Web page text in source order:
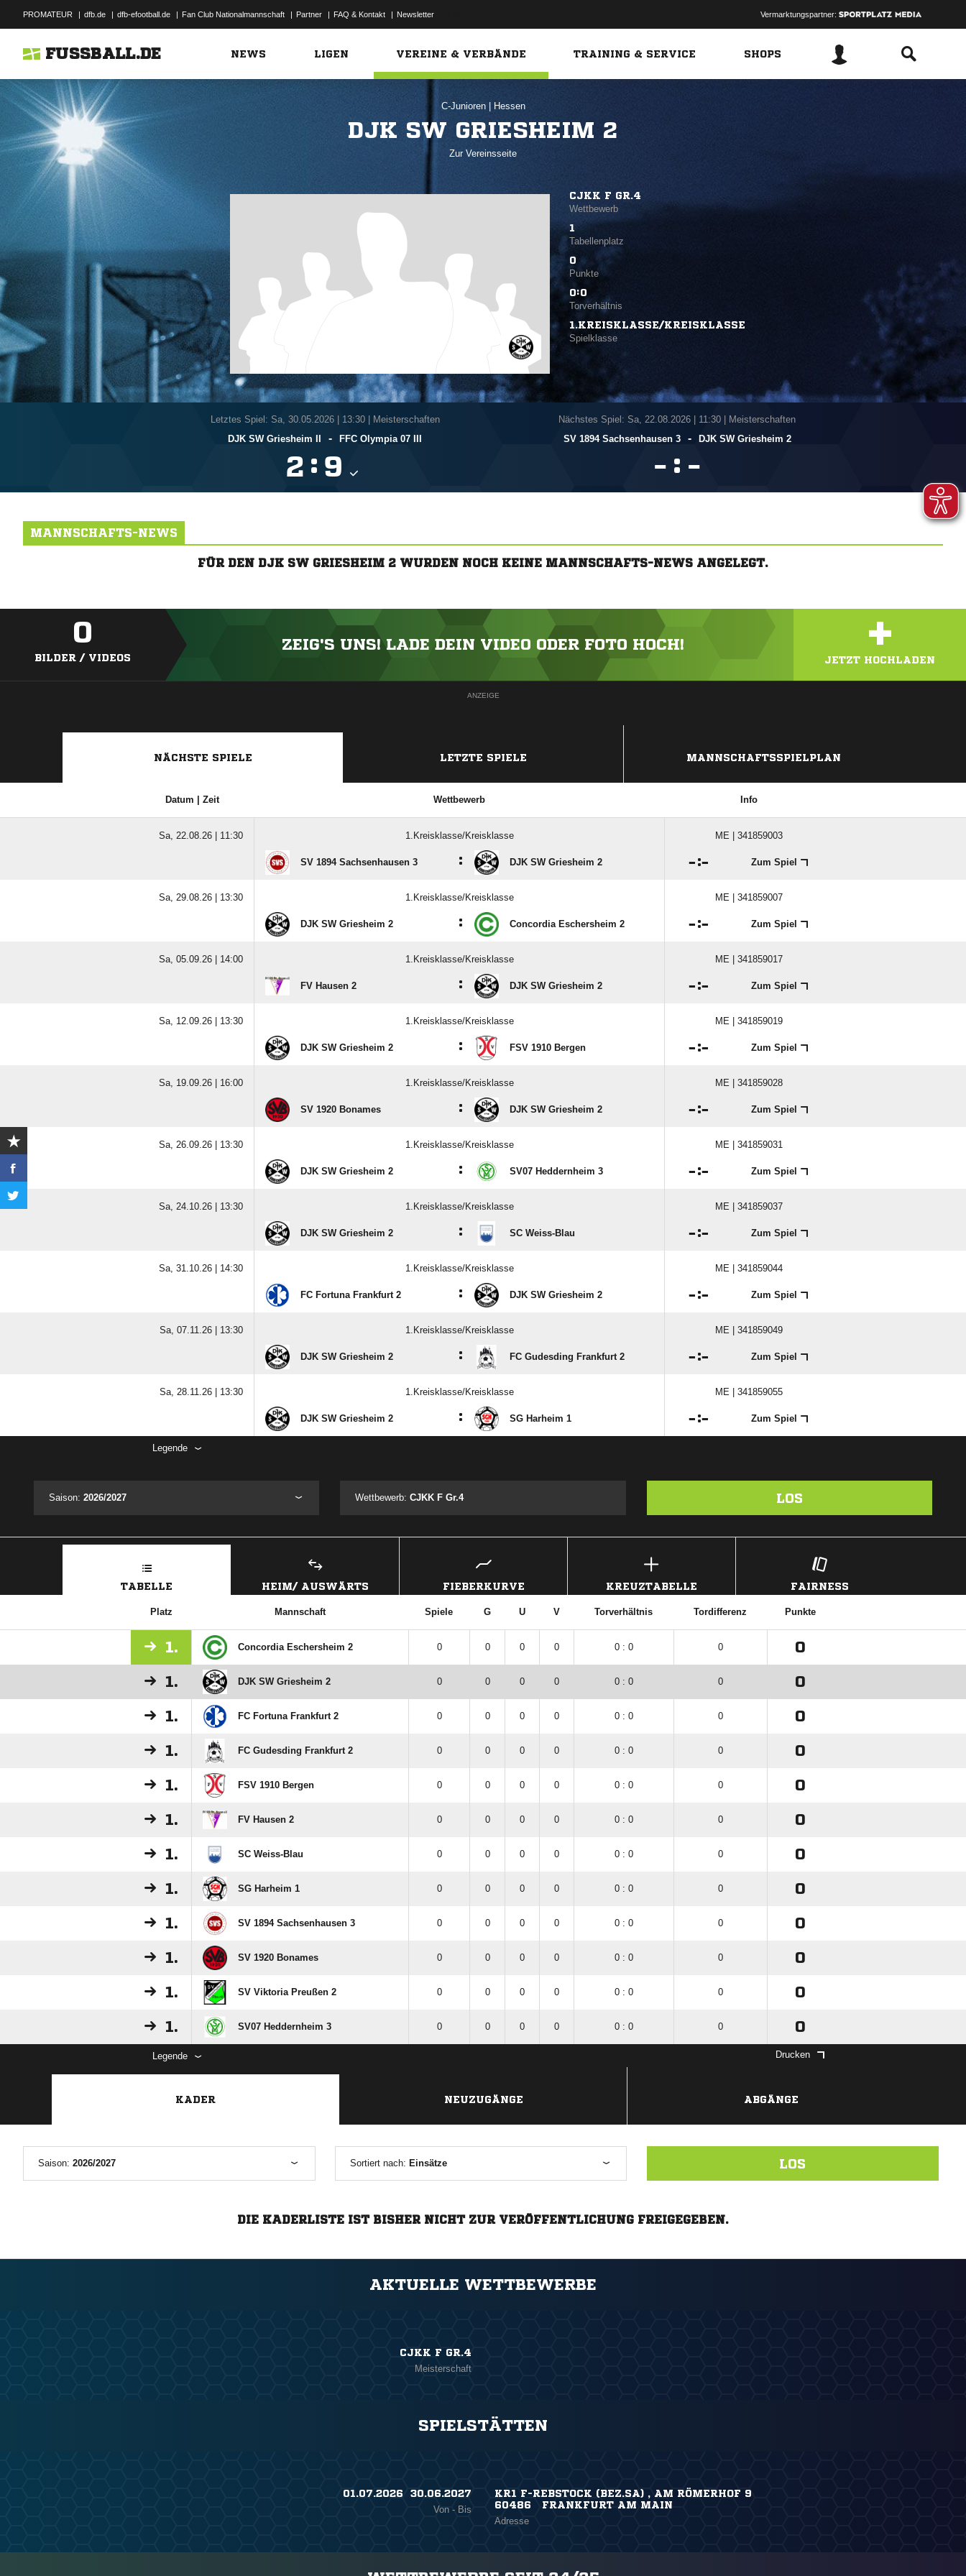
PROMATEUR | dfb.de | dfb-efootball.de | Fan Club Nationalmannschaft | Partner | FAQ & Kontakt | Newsletter Vermarktungspartner:
FUSSBALL.DE NEWS LIGEN VEREINE & VERBÄNDE TRAINING & SERVICE SHOPS
C-Junioren Hessen
DJK SW GRIESHEIM 2
Zur Vereinsseite
CJKK F GR.4
Wettbewerb
1
Tabellenplatz
0
Punkte
0:0
Torverhältnis
1.KREISKLASSE/KREISKLASSE
Spielklasse
Letztes Spiel: Sa, 30.05.2026| 13:30 | Meisterschaften
DJK SW Griesheim II
- FFC Olympia 07 III
 : 
Nächstes Spiel: Sa, 22.08.2026
11:30 | Meisterschaften
SV 1894 Sachsenhausen 3
- DJK SW Griesheim 2
 : 
MANNSCHAFTS-NEWS
FÜR DEN DJK SW GRIESHEIM 2 WURDEN NOCH KEINE MANNSCHAFTS-NEWS ANGELEGT.
0
BILDER / VIDEOS
ZEIG'S UNS! LADE DEIN VIDEO ODER FOTO HOCH! +
JETZT HOCHLADEN
ANZEIGE
NÄCHSTE SPIELE LETZTE SPIELE MANNSCHAFTSSPIELPLAN
Datum | Zeit Wettbewerb Info
Sa, 22.08.26 | 11:30 1.Kreisklasse/Kreisklasse ME | 341859003
SV 1894 Sachsenhausen 3 : DJK SW Griesheim 2 : Zum Spiel
Sa, 29.08.26 | 13:30 1.Kreisklasse/Kreisklasse ME | 341859007
DJK SW Griesheim 2 : Concordia Eschersheim 2 : Zum Spiel
Sa, 05.09.26 | 14:00 1.Kreisklasse/Kreisklasse ME | 341859017
FV Hausen 2 : DJK SW Griesheim 2 : Zum Spiel
Sa, 12.09.26 | 13:30 1.Kreisklasse/Kreisklasse ME | 341859019
DJK SW Griesheim 2 : FSV 1910 Bergen : Zum Spiel
Sa, 19.09.26 | 16:00 1.Kreisklasse/Kreisklasse ME | 341859028
SV 1920 Bonames : DJK SW Griesheim 2 : Zum Spiel
Sa, 26.09.26 | 13:30 1.Kreisklasse/Kreisklasse ME | 341859031
DJK SW Griesheim 2 : SV07 Heddernheim 3 : Zum Spiel
Sa, 24.10.26 | 13:30 1.Kreisklasse/Kreisklasse ME | 341859037
DJK SW Griesheim 2 : SC Weiss-Blau : Zum Spiel
Sa, 31.10.26 | 14:30 1.Kreisklasse/Kreisklasse ME | 341859044
FC Fortuna Frankfurt 2 : DJK SW Griesheim 2 : Zum Spiel
Sa, 07.11.26 | 13:30 1.Kreisklasse/Kreisklasse ME | 341859049
DJK SW Griesheim 2 : FC Gudesding Frankfurt 2 : Zum Spiel
Sa, 28.11.26 | 13:30 1.Kreisklasse/Kreisklasse ME | 341859055
DJK SW Griesheim 2 : SG Harheim 1 : Zum Spiel
Legende
Saison: 2026/2027 Wettbewerb:CJKK F Gr.4 LOS
TABELLE HEIM/ AUSWÄRTS FIEBERKURVE KREUZTABELLE FAIRNESS
Platz Mannschaft Spiele G U V Torverhältnis Tordifferenz Punkte
1. Concordia Eschersheim 2 0 0 0 0 0 : 0 0 0
1. DJK SW Griesheim 2 0 0 0 0 0 : 0 0 0
1. FC Fortuna Frankfurt 2 0 0 0 0 0 : 0 0 0
1. FC Gudesding Frankfurt 2 0 0 0 0 0 : 0 0 0
1. FSV 1910 Bergen 0 0 0 0 0 : 0 0 0
1. FV Hausen 2 0 0 0 0 0 : 0 0 0
1. SC Weiss-Blau 0 0 0 0 0 : 0 0 0
1. SG Harheim 1 0 0 0 0 0 : 0 0 0
1. SV 1894 Sachsenhausen 3 0 0 0 0 0 : 0 0 0
1. SV 1920 Bonames 0 0 0 0 0 : 0 0 0
1. SV Viktoria Preußen 2 0 0 0 0 0 : 0 0 0
1. SV07 Heddernheim 3 0 0 0 0 0 : 0 0 0
Legende Drucken
KADER NEUZUGÄNGE ABGÄNGE
Saison: 2026/2027 Sortiert nach: Einsätze LOS
DIE KADERLISTE IST BISHER NICHT ZUR VERÖFFENTLICHUNG FREIGEGEBEN.
AKTUELLE WETTBEWERBE
CJKK F GR.4
Meisterschaft
SPIELSTÄTTEN
01.07.2026 ​ 30.06.2027
Von - Bis
KR1 F-REBSTOCK (BEZ.SA) , AM RÖMERHOF 9
60486 FRANKFURT AM MAIN
Adresse